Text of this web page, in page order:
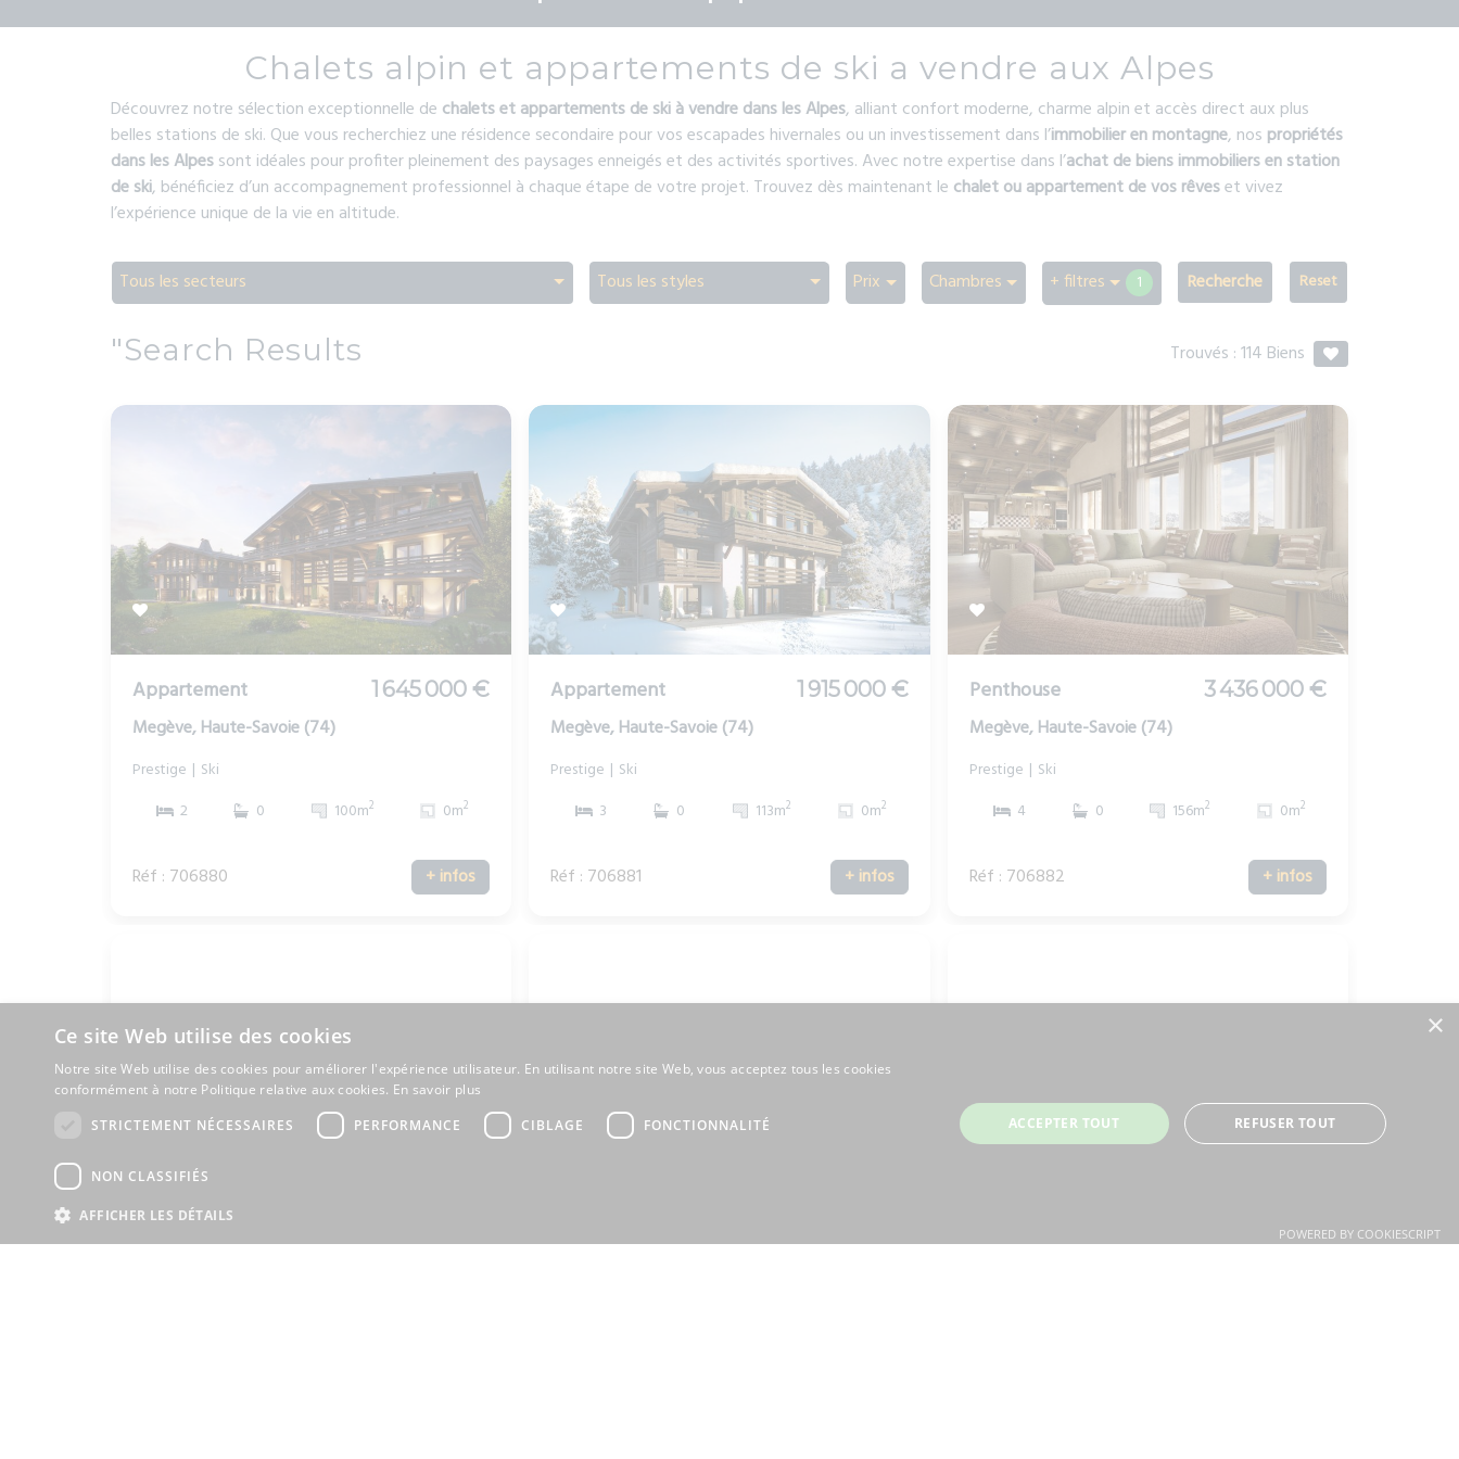
Chalets alpin et appartements de ski a vendre aux Alpes
Découvrez notre sélection exceptionnelle de chalets et appartements de ski à vendre dans les Alpes, alliant confort moderne, charme alpin et accès direct aux plus
belles stations de ski. Que vous recherchiez une résidence secondaire pour vos escapades hivernales ou un investissement dans l’immobilier en montagne, nos propriétés
dans les Alpessont idéales pour profiter pleinement des paysages enneigés et des activités sportives. Avec notre expertise dans l’achat de biens immobiliers en station
de ski, bénéficiez d’un accompagnement professionnel à chaque étape de votre projet. Trouvez dès maintenant le chalet ou appartement de vos rêveset vivez
l’expérience unique de la vie en altitude.
Tous les secteurs Tous les styles Prix Chambres + filtres 1 Recherche
"Search Results Trouvés :114 Biens
Appartement 1 645 000 €
Megève, Haute-Savoie (74)
Prestige
Ski
2
0 100m2 0m2
Réf : 706880 + infos
Appartement 1 915 000 €
Megève, Haute-Savoie (74)
Prestige
Ski
3
0 113m2 0m2
Réf : 706881 + infos
Penthouse 3 436 000 €
Megève, Haute-Savoie (74)
Prestige
Ski
4
0 156m2 0m2
Réf : 706882 + infos
Studio
×
Ce site Web utilise des cookies
Notre site Web utilise des cookies pour améliorer l'expérience utilisateur. En utilisant notre site Web, vous acceptez tous les cookies
conformément à notre Politique relative aux cookies. En savoir plus
STRICTEMENT NÉCESSAIRES
PERFORMANCE CIBLAGE FONCTIONNALITÉ
NON CLASSIFIÉS
AFFICHER LES DÉTAILS
ACCEPTER TOUT REFUSER TOUT
POWERED BY COOKIESCRIPT